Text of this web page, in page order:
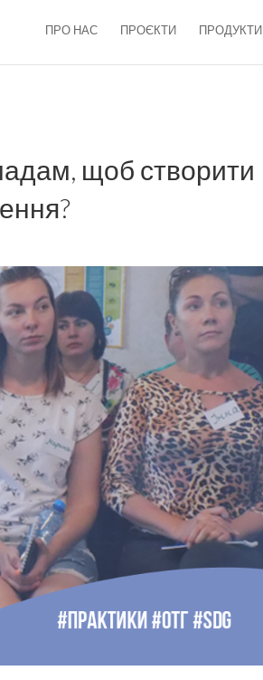
ПРО НАС ПРОЄКТИ ПРОДУКТИ
щоб створити